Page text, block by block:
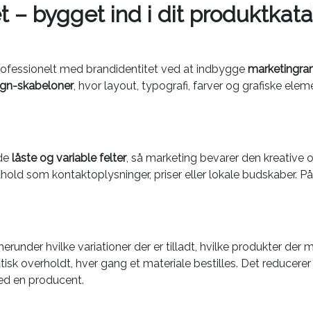
– bygget ind i dit
med brandidentitet ved at indbygge
skabeloner, hvor layout, typografi, farver og grafiske
låste og variable felter, så marketing bevarer den kreative
som kontaktoplysninger, priser eller lokale budskaber.
hvilke variationer der er tilladt, hvilke produkter der
overholdt, hver gang et materiale bestilles. Det
en producent.